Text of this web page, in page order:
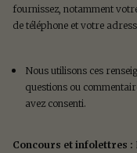
fournissez, notamment
de téléphone et votre
Nous utilisons ces
questions ou
avez consenti.
Concours et infolettres :